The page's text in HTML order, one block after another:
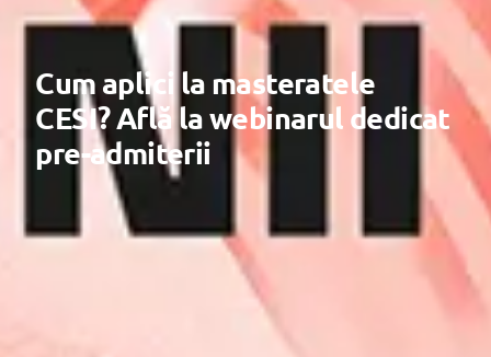
Cum aplici la masteratele
CESI? Află la webinarul dedicat
pre-admiterii